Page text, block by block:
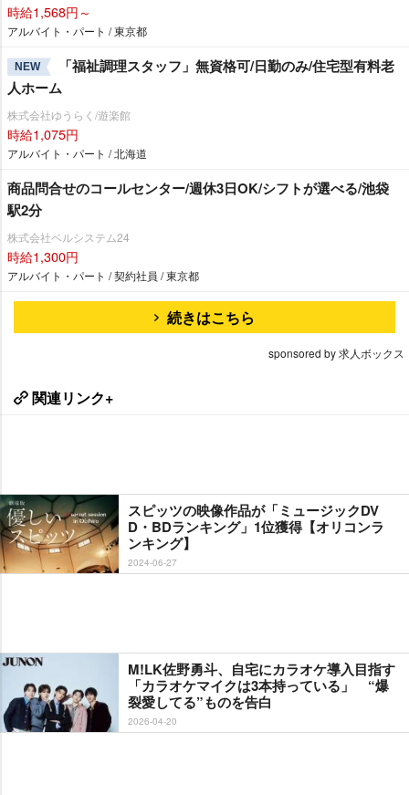
時給1,568円～
アルバイト・パート / 東京都
NEW
「福祉調理スタッフ」無資格可/日勤のみ/住宅型有料老
人ホーム
株式会社ゆうらく/遊楽館
時給1,075円
アルバイト・パート / 北海道
商品問合せのコールセンター/週休3日OK/シフトが選べる/池袋
駅2分
株式会社ベルシステム24
時給1,300円
アルバイト・パート / 契約社員 / 東京都
続きはこちら
sponsored by 求人ボックス
関連リンク+
スピッツの映像作品が「ミュージックDV
D・BDランキング」1位獲得【オリコンラ
ンキング】
2024-06-27
M!LK佐野勇斗、自宅にカラオケ導入目指す
「カラオケマイクは3本持っている」 “爆
裂愛してる”ものを告白
2026-04-20